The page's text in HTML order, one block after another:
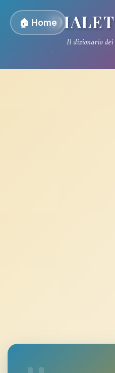
🏠 Home
Il dizionario